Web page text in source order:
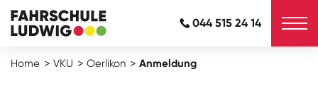
044 515 24 14
Home VKU Oerlikon Anmeldung